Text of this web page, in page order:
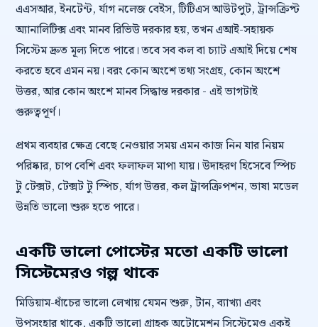
এএসআর, ইনটেন্ট, র্যাগ নলেজ বেইস, টিটিএস আউটপুট, ট্রান্সক্রিপ্ট
অ্যানালিটিক্স এবং মানব রিভিউ দরকার হয়, তখন এআই-সহায়ক
সিস্টেম দ্রুত মূল্য দিতে পারে। তবে সব কল বা চ্যাট এআই দিয়ে শেষ
করতে হবে এমন নয়। বরং কোন অংশে তথ্য সংগ্রহ, কোন অংশে
উত্তর, আর কোন অংশে মানব সিদ্ধান্ত দরকার - এই ভাগটাই
গুরুত্বপূর্ণ।
প্রথম ব্যবহার ক্ষেত্র বেছে নেওয়ার সময় এমন কাজ নিন যার নিয়ম
পরিষ্কার, চাপ বেশি এবং ফলাফল মাপা যায়। উদাহরণ হিসেবে স্পিচ
টু টেক্সট, টেক্সট টু স্পিচ, র্যাগ উত্তর, কল ট্রান্সক্রিপশন, ভাষা মডেল
উন্নতি ভালো শুরু হতে পারে।
একটি ভালো পোস্টের মতো একটি ভালো
সিস্টেমেরও গল্প থাকে
মিডিয়াম-ধাঁচের ভালো লেখায় যেমন শুরু, টান, ব্যাখ্যা এবং